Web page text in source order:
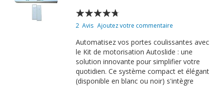
Évaluation:
90
% of100
2 Avis Ajoutez votre commentaire
Automatisez vos portes coulissantes avec
le Kit de motorisation Autoslide : une
solution innovante pour simplifier votre
quotidien. Ce système compact et élégant
(disponible en blanc ou noir) s'intègre